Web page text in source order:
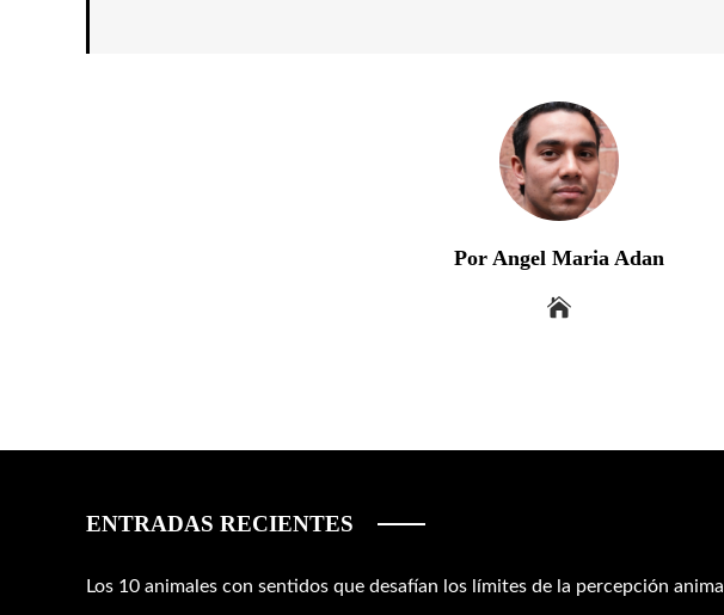
Por Angel Maria Adan
ENTRADAS RECIENTES
Los 10 animales con sentidos que desafían los límites de la percepción animal